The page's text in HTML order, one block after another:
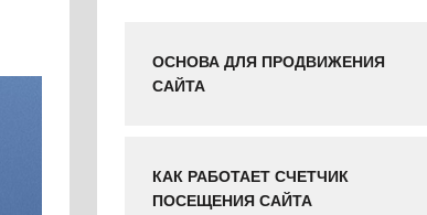
ОСНОВА ДЛЯ ПРОДВИЖЕНИЯ
САЙТА
КАК РАБОТАЕТ СЧЕТЧИК
ПОСЕЩЕНИЯ САЙТА